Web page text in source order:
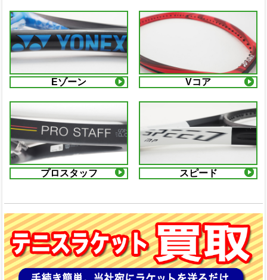
Eゾーン Vコア
プロスタッフ スピード